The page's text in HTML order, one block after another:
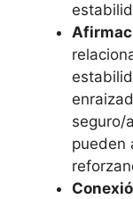
seguro/
pueden